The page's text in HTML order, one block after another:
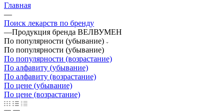
Главная
—
Поиск лекарств по бренду
—Продукция бренда ВЕЛВУМЕН
По популярности (убывание)
По популярности (убывание)
По популярности (возрастание)
По алфавиту (убывание)
По алфавиту (возрастание)
По цене (убывание)
По цене (возрастание)